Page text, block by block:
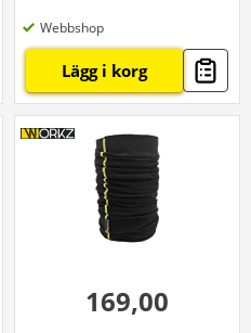
Webbshop
Lägg i korg
169,00